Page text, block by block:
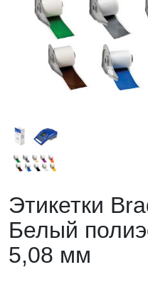
Этикетки
Белый
5,08 мм